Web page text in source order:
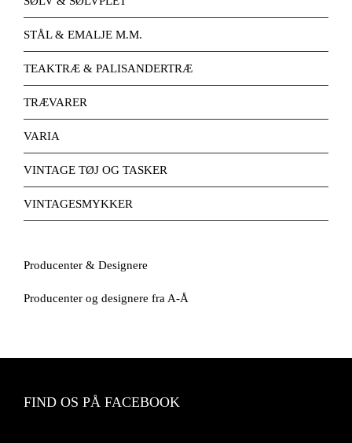
STÅL & EMALJE M.M.
TEAKTRÆ & PALISANDERTRÆ
TRÆVARER
VARIA
VINTAGE TØJ OG TASKER
VINTAGESMYKKER
Producenter & Designere
Producenter og designere fra A-Å
FIND OS PÅ FACEBOOK